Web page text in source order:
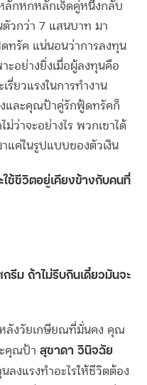
ลักหกหลักเจ็ดคู่หนึ่งกลับ
ตัวกว่า 7 แสนบาท มา
ทรัค แน่นอนว่าการลงทุน
ะอย่างยิ่งเมื่อผู้ลงทุนคือ
รี่ยวแรงในการทำงาน
และคุณป้าคู่รักฟู้ดทรัคก็
ว่าจะอย่างไร พวกเขาได้
าแค่ในรูปแบบของตัวเงิน
ช้ชีวิตอยู่เคียงข้างกับคนที่
รีม ถ้าไม่รีบกินเดี๋ยวมันจะ
หลังวัยเกษียณที่มั่นคง คุณ
คุณป้า สุชาดา วินิจฉัย
ลงแรงทำอะไรให้ชีวิตต้อง